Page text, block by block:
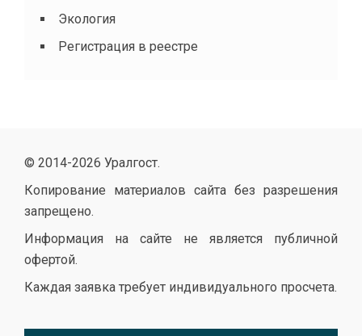
Экология
Регистрация в реестре
© 2014-2026 Уралгост.
Копирование материалов сайта без разрешения
запрещено.
Информация на сайте не является публичной
офертой.
Каждая заявка требует индивидуального просчета.